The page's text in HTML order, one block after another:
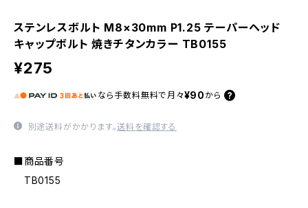
ステンレスボルト M8×30mm P1.25 テーパーヘッド
キャップボルト 焼きチタンカラー TB0155
¥275
なら 手数料無料で 月々¥90 から
別途送料がかかります。送料を確認する
■商品番号
TB0155